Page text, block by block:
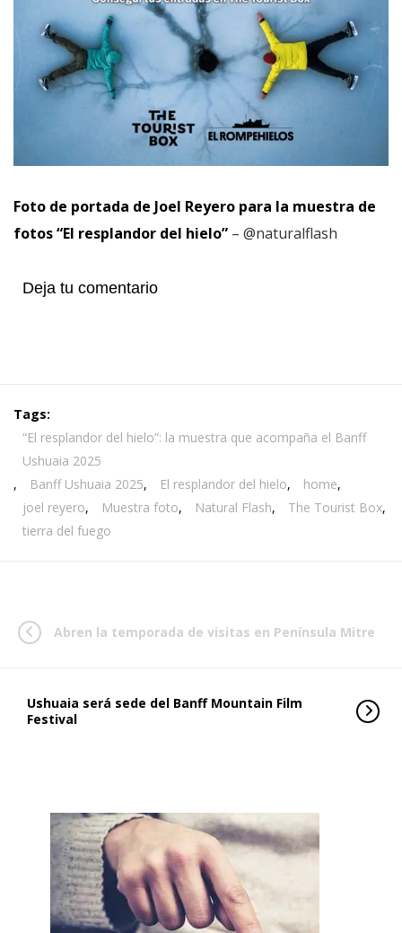
Foto de portada de Joel Reyero para la muestra de
fotos “El resplandor del hielo” – @naturalflash
Deja tu comentario
Tags:
“El resplandor del hielo”: la muestra que acompaña el Banff
Ushuaia 2025
,
Banff Ushuaia 2025, El resplandor del hielo, home,
joel reyero, Muestra foto, Natural Flash, The Tourist Box,
tierra del fuego
Abren la temporada de visitas en Península Mitre
Ushuaia será sede del Banff Mountain Film
Festival